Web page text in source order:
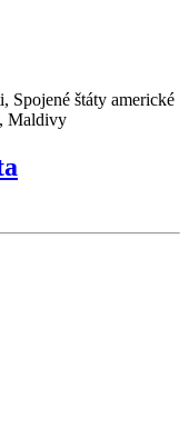
Spojené štáty americké
Maldivy